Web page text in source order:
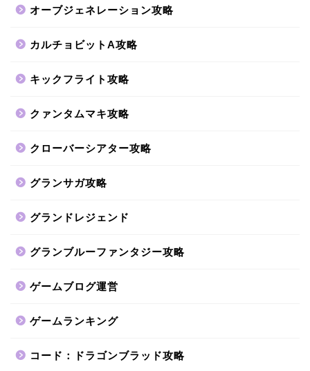
オーブジェネレーション攻略
カルチョビットA攻略
キックフライト攻略
クァンタムマキ攻略
クローバーシアター攻略
グランサガ攻略
グランドレジェンド
グランブルーファンタジー攻略
ゲームブログ運営
ゲームランキング
コード：ドラゴンブラッド攻略